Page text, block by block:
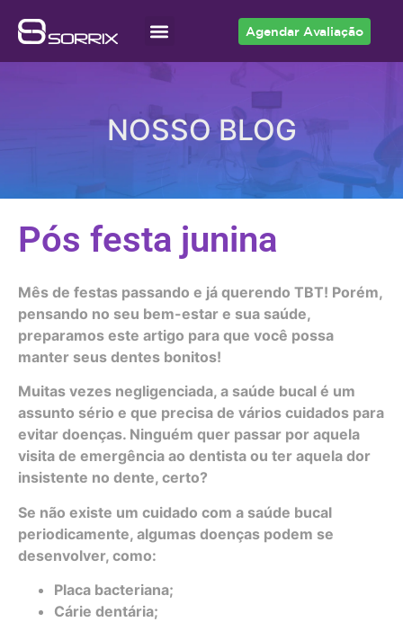
Agendar Avaliação
NOSSO BLOG
Pós festa junina
Mês de festas passando e já querendo TBT! Porém,
pensando no seu bem-estar e sua saúde,
preparamos este artigo para que você possa
manter seus dentes bonitos!
Muitas vezes negligenciada, a saúde bucal é um
assunto sério e que precisa de vários cuidados para
evitar doenças. Ninguém quer passar por aquela
visita de emergência ao dentista ou ter aquela dor
insistente no dente, certo?
Se não existe um cuidado com a saúde bucal
periodicamente, algumas doenças podem se
desenvolver, como:
Placa bacteriana;
Cárie dentária;